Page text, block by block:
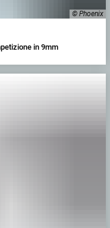
© Phoenix
in 9mm